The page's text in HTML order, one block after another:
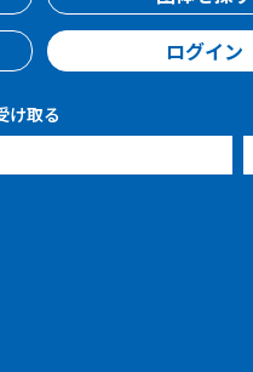
ログイン
け取る